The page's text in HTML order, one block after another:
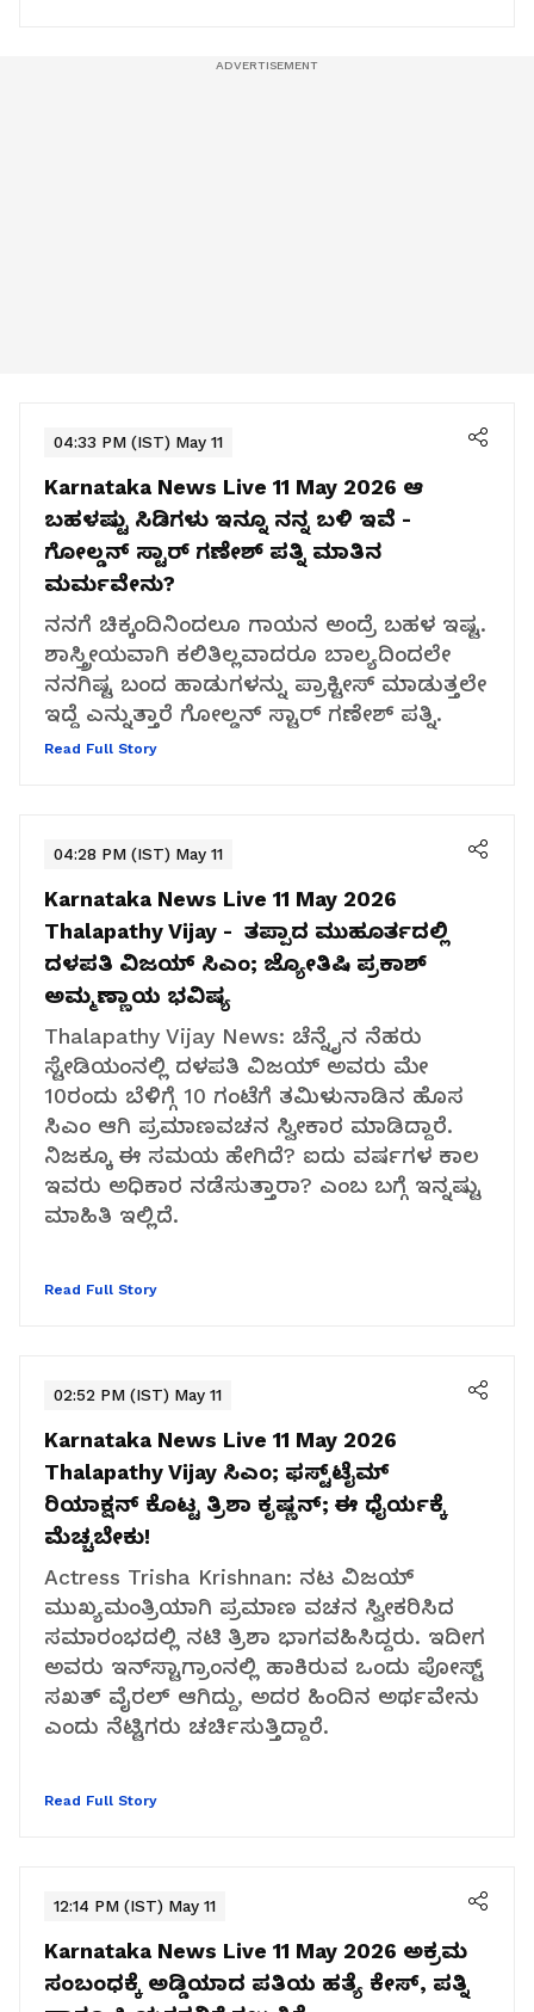
04:33 PM (IST) May 11
Karnataka News Live 11 May 2026 ಆ
ಬಹಳಷ್ಟು ಸಿಡಿಗಳು ಇನ್ನೂ ನನ್ನ ಬಳಿ ಇವೆ -
ಗೋಲ್ಡನ್‌ ಸ್ಟಾರ್‌ ಗಣೇಶ್‌ ಪತ್ನಿ ಮಾತಿನ
ಮರ್ಮವೇನು?
ನನಗೆ ಚಿಕ್ಕಂದಿನಿಂದಲೂ ಗಾಯನ ಅಂದ್ರೆ ಬಹಳ ಇಷ್ಟ.
ಶಾಸ್ತ್ರೀಯವಾಗಿ ಕಲಿತಿಲ್ಲವಾದರೂ ಬಾಲ್ಯದಿಂದಲೇ
ನನಗಿಷ್ಟ ಬಂದ ಹಾಡುಗಳನ್ನು ಪ್ರಾಕ್ಟೀಸ್ ಮಾಡುತ್ತಲೇ
ಇದ್ದೆ ಎನ್ನುತ್ತಾರೆ ಗೋಲ್ಡನ್‌ ಸ್ಟಾರ್‌ ಗಣೇಶ್‌ ಪತ್ನಿ.
Read Full Story
04:28 PM (IST) May 11
Karnataka News Live 11 May 2026
Thalapathy Vijay - ‌ ತಪ್ಪಾದ ಮುಹೂರ್ತದಲ್ಲಿ
ದಳಪತಿ ವಿಜಯ್‌ ಸಿಎಂ; ಜ್ಯೋತಿಷಿ ಪ್ರಕಾಶ್‌
ಅಮ್ಮಣ್ಣಾಯ ಭವಿಷ್ಯ
Thalapathy Vijay News: ಚೆನ್ನೈನ ನೆಹರು
ಸ್ಟೇಡಿಯಂನಲ್ಲಿ ದಳಪತಿ ವಿಜಯ್‌ ಅವರು ಮೇ
10ರಂದು ಬೆಳಿಗ್ಗೆ 10 ಗಂಟೆಗೆ ತಮಿಳುನಾಡಿನ ಹೊಸ
ಸಿಎಂ ಆಗಿ ಪ್ರಮಾಣವಚನ ಸ್ವೀಕಾರ ಮಾಡಿದ್ದಾರೆ.
ನಿಜಕ್ಕೂ ಈ ಸಮಯ ಹೇಗಿದೆ? ಐದು ವರ್ಷಗಳ ಕಾಲ
ಇವರು ಅಧಿಕಾರ ನಡೆಸುತ್ತಾರಾ? ಎಂಬ ಬಗ್ಗೆ ಇನ್ನಷ್ಟು
ಮಾಹಿತಿ ಇಲ್ಲಿದೆ.
Read Full Story
02:52 PM (IST) May 11
Karnataka News Live 11 May 2026
Thalapathy Vijay ಸಿಎಂ; ಫಸ್ಟ್‌ಟೈಮ್‌
ರಿಯಾಕ್ಷನ್‌ ಕೊಟ್ಟ ತ್ರಿಶಾ ಕೃಷ್ಣನ್;‌ ಈ ಧೈರ್ಯಕ್ಕೆ
ಮೆಚ್ಚಬೇಕು!
Actress Trisha Krishnan: ನಟ ವಿಜಯ್
ಮುಖ್ಯಮಂತ್ರಿಯಾಗಿ ಪ್ರಮಾಣ ವಚನ ಸ್ವೀಕರಿಸಿದ
ಸಮಾರಂಭದಲ್ಲಿ ನಟಿ ತ್ರಿಶಾ ಭಾಗವಹಿಸಿದ್ದರು. ಇದೀಗ
ಅವರು ಇನ್‌ಸ್ಟಾಗ್ರಾಂನಲ್ಲಿ ಹಾಕಿರುವ ಒಂದು ಪೋಸ್ಟ್
ಸಖತ್ ವೈರಲ್ ಆಗಿದ್ದು, ಅದರ ಹಿಂದಿನ ಅರ್ಥವೇನು
ಎಂದು ನೆಟ್ಟಿಗರು ಚರ್ಚಿಸುತ್ತಿದ್ದಾರೆ.
Read Full Story
12:14 PM (IST) May 11
Karnataka News Live 11 May 2026 ಅಕ್ರಮ
ಸಂಬಂಧಕ್ಕೆ ಅಡ್ಡಿಯಾದ ಪತಿಯ ಹತ್ಯೆ ಕೇಸ್, ಪತ್ನಿ